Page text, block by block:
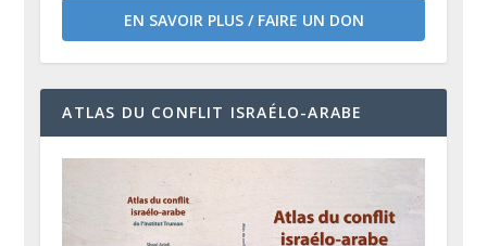
EN SAVOIR PLUS / FAIRE UN DON
ATLAS DU CONFLIT ISRAÉLO-ARABE